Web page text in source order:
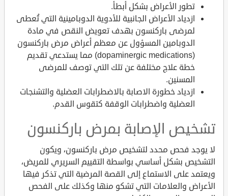
تطور الأعراض بشكل أبطأ.
ازدياد الأعراض الجانبية للأدوية الدوبامينية التي تُعطى
لمرضى باركنسون بهدف تعويض النقص في مادة
الدوبامين المسؤول عن معظم أعراض مرض باركنسون
(dopaminergic medications) مما يستدعي تقديم
خطة علاج مختلفة عن تلك التي توصف للمرضى
المسنين.
ازدياد خطورة الاصابة بالاضطرابات العضلية والتشنجات
العضلية واضطرابات الوقفة كتقوس القدم.
تشخيص الإصابة بمرض باركنسون
لا يوجد فحص محدد لتشخيص مرض باركنسون، ويكون
التشخيص بشكل أساسي بواسطة التقييم السريري للمريض،
ويعتمد على الاستماع إلى القصة المرضية التي تذكر فيها
الأعراض والعلامات التي تشكو منها وكذلك على الفحص